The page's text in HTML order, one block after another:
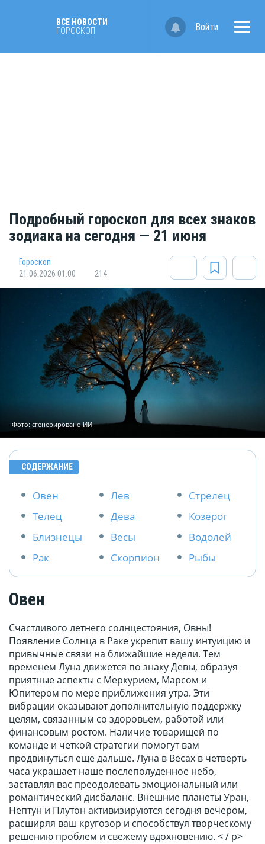
ВСЕ НОВОСТИ
ГОРОСКОП
Войти
Подробный гороскоп для всех знаков
зодиака на сегодня — 21 июня
Гороскоп
21.06.2026 01:00
214
Фото: сгенерировано ИИ
СОДЕРЖАНИЕ
Овен
Телец
Близнецы
Рак
Лев
Дева
Весы
Скорпион
Стрелец
Козерог
Водолей
Рыбы
Овен
Счастливого летнего солнцестояния, Овны!
Появление Солнца в Раке укрепит вашу интуицию и
привычные связи на ближайшие недели. Тем
временем Луна движется по знаку Девы, образуя
приятные аспекты с Меркурием, Марсом и
Юпитером по мере приближения утра. Эти
вибрации оказывают дополнительную поддержку
целям, связанным со здоровьем, работой или
финансовым ростом. Наличие товарищей по
команде и четкой стратегии помогут вам
продвинуться еще дальше. Луна в Весах в четверть
часа украшает наше послеполуденное небо,
заставляя вас преодолевать эмоциональный или
романтический дисбаланс. Внешние планеты Уран,
Нептун и Плутон активизируются сегодня вечером,
расширяя ваш кругозор и способствуя творческому
решению проблем и свежему вдохновению. < / p>